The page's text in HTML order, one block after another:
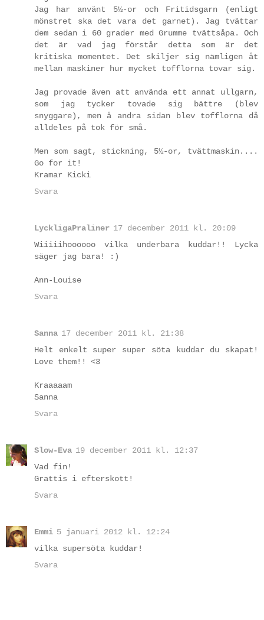
Jag har använt 5½-or och Fritidsgarn (enligt
mönstret ska det vara det garnet). Jag tvättar
dem sedan i 60 grader med Grumme tvättsåpa. Och
det är vad jag förstår detta som är det
kritiska momentet. Det skiljer sig nämligen åt
mellan maskiner hur mycket tofflorna tovar sig.
Jag provade även att använda ett annat ullgarn,
som jag tycker tovade sig bättre (blev
snyggare), men å andra sidan blev tofflorna då
alldeles på tok för små.
Men som sagt, stickning, 5½-or, tvättmaskin....
Go for it!
Kramar Kicki
Svara
LyckligaPraliner 17 december 2011 kl. 20:09
Wiiiiihoooooo vilka underbara kuddar!! Lycka
säger jag bara! :)
Ann-Louise
Svara
Sanna 17 december 2011 kl. 21:38
Helt enkelt super super söta kuddar du skapat!
Love them!! <3
Kraaaaam
Sanna
Svara
Slow-Eva 19 december 2011 kl. 12:37
Vad fin!
Grattis i efterskott!
Svara
Emmi 5 januari 2012 kl. 12:24
vilka supersöta kuddar!
Svara